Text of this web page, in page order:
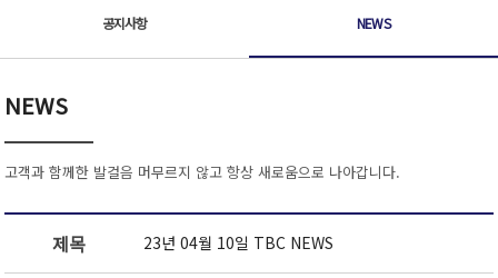
공지사항 NEWS
NEWS
고객과 함께한 발걸음 머무르지 않고 항상 새로움으로 나아갑니다.
제목 23년 04월 10일 TBC NEWS